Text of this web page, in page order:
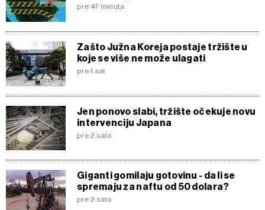
pre 47 minuta
Zašto Južna Koreja postaje tržište u
koje se više ne može ulagati
pre 1 sat
Jen ponovo slabi, tržište očekuje novu
intervenciju Japana
pre 2 sata
Giganti gomilaju gotovinu - da li se
spremaju za naftu od 50 dolara?
pre 2 sata